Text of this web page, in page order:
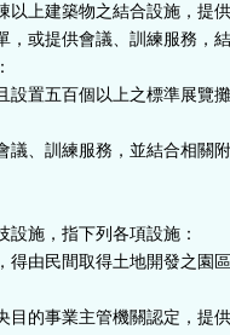
以上建築物之結合設施，提
，或提供會議、訓練服務，
設置五百個以上之標準展覽
議、訓練服務，並結合相關
施，指下列各項設施：
得由民間取得土地開發之園
目的事業主管機關認定，提